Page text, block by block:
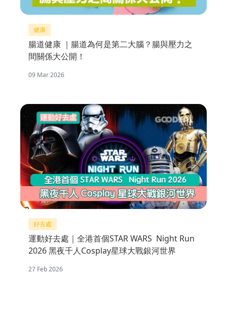
健康
腸道健康 ｜腸道為何是第二大腦？腸與壓力之
間關係大公開！
09 Mar 2026
好去處
運動好去處｜全港首個STAR WARS Night Run
2026 黑夜千人Cosplay星球大戰銀河世界
27 Feb 2026